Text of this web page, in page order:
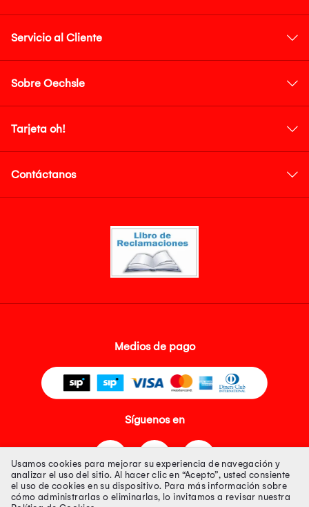
Servicio al Cliente
Sobre Oechsle
Tarjeta oh!
Contáctanos
Medios de pago
Síguenos en
Usamos cookies para mejorar su experiencia de navegación y
analizar el uso del sitio. Al hacer clic en “Acepto”, usted consiente
el uso de cookies en su dispositivo. Para más información sobre
cómo administrarlas o eliminarlas, lo invitamos a revisar nuestra